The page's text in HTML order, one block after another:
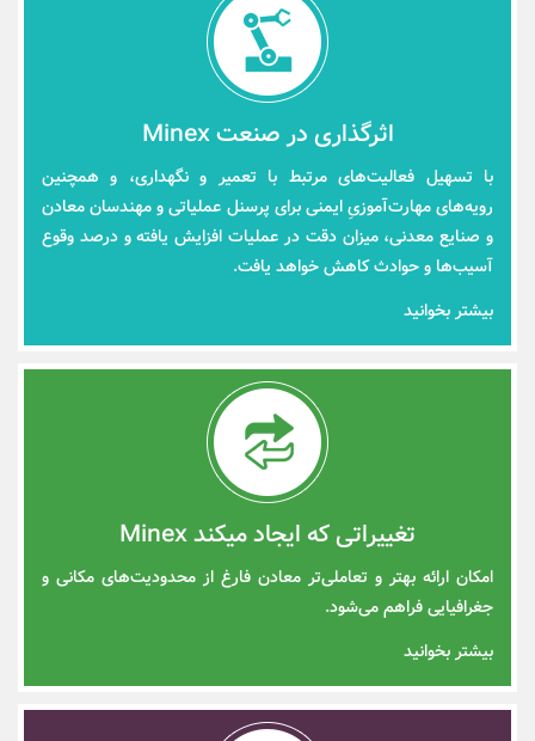
با تسهیل فعالیت‌های مرتبط با تعمیر و نگهداری، و همچنین
رویه‌های مهارت‌آموزیِ ایمنی برای پرسنل عملیاتی و مهندسان معادن
و صنایع معدنی، میزان دقت در عملیات افزایش یافته و درصد وقوع
آسیب‌ها و حوادث کاهش خواهد یافت.
بیشتر بخوانید
اثرگذاری در صنعت Minex
امکان ارائه بهتر و تعاملی‌تر معادن فارغ از محدودیت‌های مکانی و
جغرافیایی فراهم می‌شود.
بیشتر بخوانید
تغییراتی که ایجاد میکند Minex